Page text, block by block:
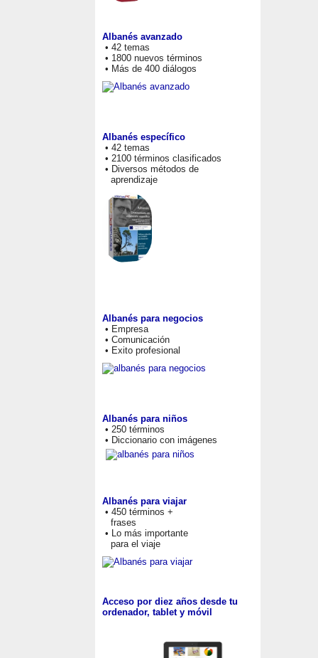
Albanés avanzado
• 42 temas
• 1800 nuevos términos
• Más de 400 diálogos
Albanés específico
• 42 temas
• 2100 términos clasificados
• Diversos métodos de
aprendizaje
Albanés para negocios
• Empresa
• Comunicación
• Exito profesional
Albanés para niños
• 250 términos
• Diccionario con imágenes
Albanés para viajar
• 450 términos +
frases
• Lo más importante
para el viaje
Acceso por diez años desde tu
ordenador, tablet y móvil